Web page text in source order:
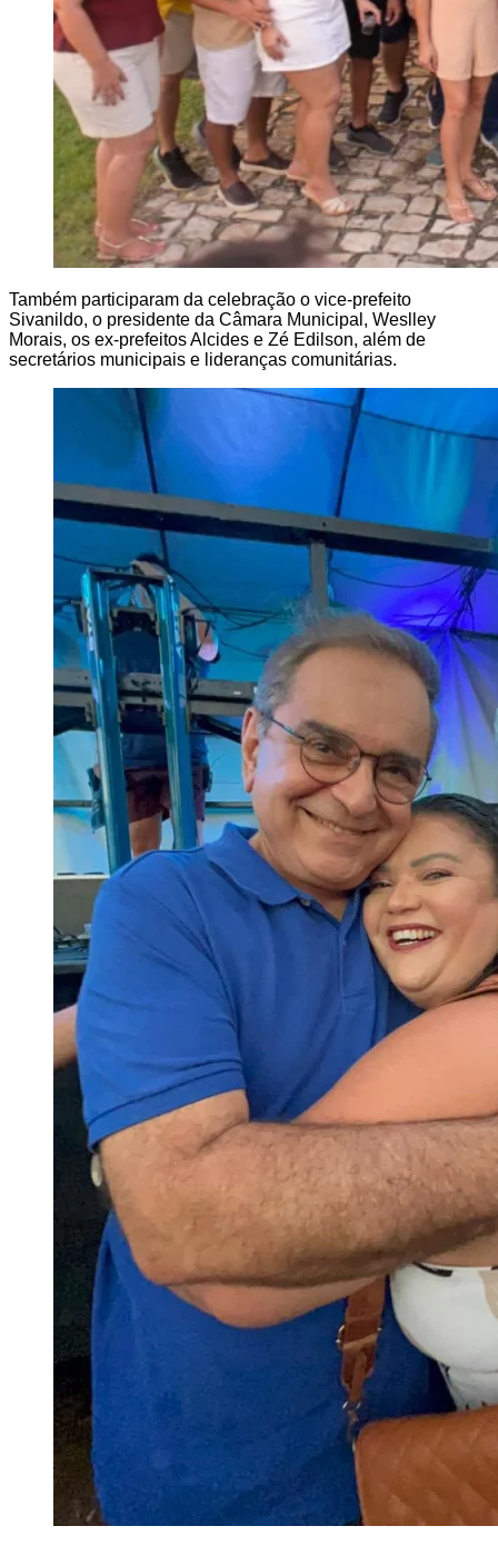
Também participaram da celebração o vice-prefeito
Sivanildo, o presidente da Câmara Municipal, Weslley
Morais, os ex-prefeitos Alcides e Zé Edilson, além de
secretários municipais e lideranças comunitárias.